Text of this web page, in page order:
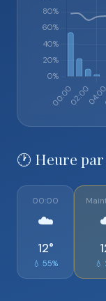
🕐 Heure
00:00
☁️
12°
💧 55% 💧